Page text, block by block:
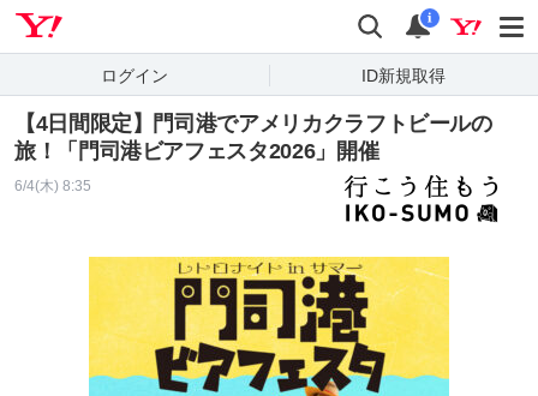
検索 通知
i
ログイン ID新規取得
【4日間限定】門司港でアメリカクラフトビールの
旅！「門司港ビアフェスタ2026」開催
6/4(木) 8:35